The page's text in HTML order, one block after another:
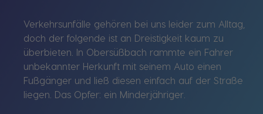
Verkehrsunfälle gehören bei uns leider zum Alltag,
doch der folgende ist an Dreistigkeit kaum zu
überbieten. In Obersüßbach rammte ein Fahrer
unbekannter Herkunft mit seinem Auto einen
Fußgänger und ließ diesen einfach auf der Straße
liegen. Das Opfer: ein Minderjähriger.